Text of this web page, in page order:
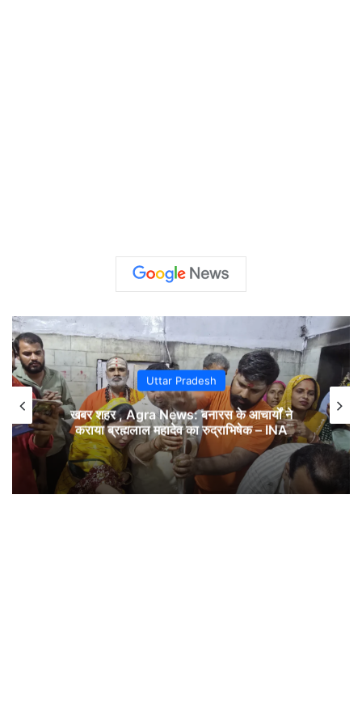
Uttar Pradesh
खबर शहर , Agra News: बनारस के आचार्यों ने
कराया ब्रह्मलाल महादेव का रुद्राभिषेक – INA